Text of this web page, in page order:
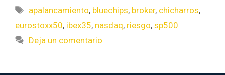
apalancamiento, bluechips, broker, chicharros,
eurostoxx50, ibex35, nasdaq, riesgo, sp500
Deja un comentario